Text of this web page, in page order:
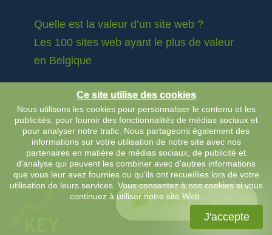
Quelle est la valeur d’un site web ?
Les 100 sites web ayant le plus de valeur
en Belgique
Chattez avec nous
Ce site utilise des cookies
Nous utilisons les cookies pour personnaliser le contenu et les
publicités, pour fournir des fonctionnalités de médias sociaux et
pour analyser notre trafic. Nous partageons également des
informations sur votre utilisation de notre site avec nos
partenaires en matière de médias sociaux, de publicité et
d'analyse qui peuvent les combiner avec d'autres informations
que vous leur avez fournies ou qu'ils ont recueillies lors de votre
utilisation de leurs services. Vous consentez à nos cookies si vous
continuez à utiliser notre site Web.
J'accepte